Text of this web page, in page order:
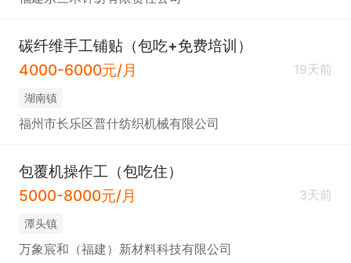
碳纤维手工铺贴（包吃+免费培训）
4000-6000元/月
19天前
​湖南镇
福州市长乐区普什纺织机械有限公司
包覆机操作工（包吃住）
5000-8000元/月
3天前
​潭头镇
万象宸和（福建）新材料科技有限公司